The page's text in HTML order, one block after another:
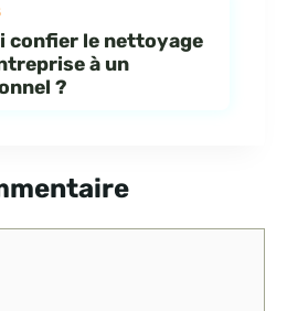
confier le nettoyage
à un
?